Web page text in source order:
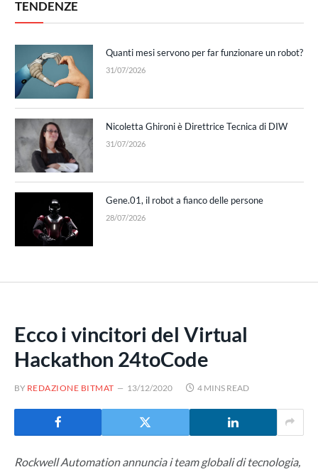
TENDENZE
Quanti mesi servono per far funzionare un robot?
31/07/2026
Nicoletta Ghironi è Direttrice Tecnica di DIW
31/07/2026
Gene.01, il robot a fianco delle persone
28/07/2026
Ecco i vincitori del Virtual
Hackathon 24toCode
BY REDAZIONE BITMAT 13/12/2020 4 MINS READ
Rockwell Automation annuncia i team globali di tecnologia,